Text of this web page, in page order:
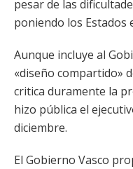
pesar de las
poniendo los Estados
Aunque incluye al
«diseño compartido»
critica duramente la
hizo pública el
diciembre.
El Gobierno Vasco